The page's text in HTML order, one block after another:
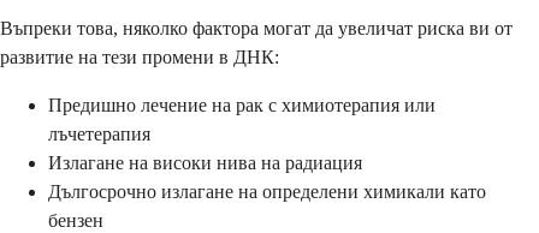
Въпреки това, няколко фактора могат да увеличат риска ви от
развитие на тези промени в ДНК:
Предишно лечение на рак с химиотерапия или
лъчетерапия
Излагане на високи нива на радиация
Дългосрочно излагане на определени химикали като
бензен